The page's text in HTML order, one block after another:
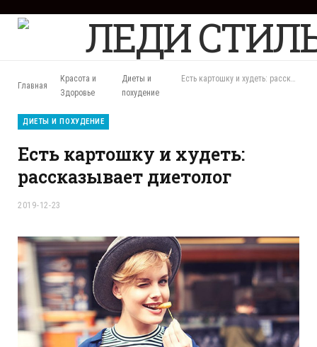
F
a
Главная
Красота и
Здоровье
Диеты и
похудение
Есть картошку и худеть: рассказывает диетолог
ДИЕТЫ И ПОХУДЕНИЕ
Есть картошку и худеть:
рассказывает диетолог
2019-12-23